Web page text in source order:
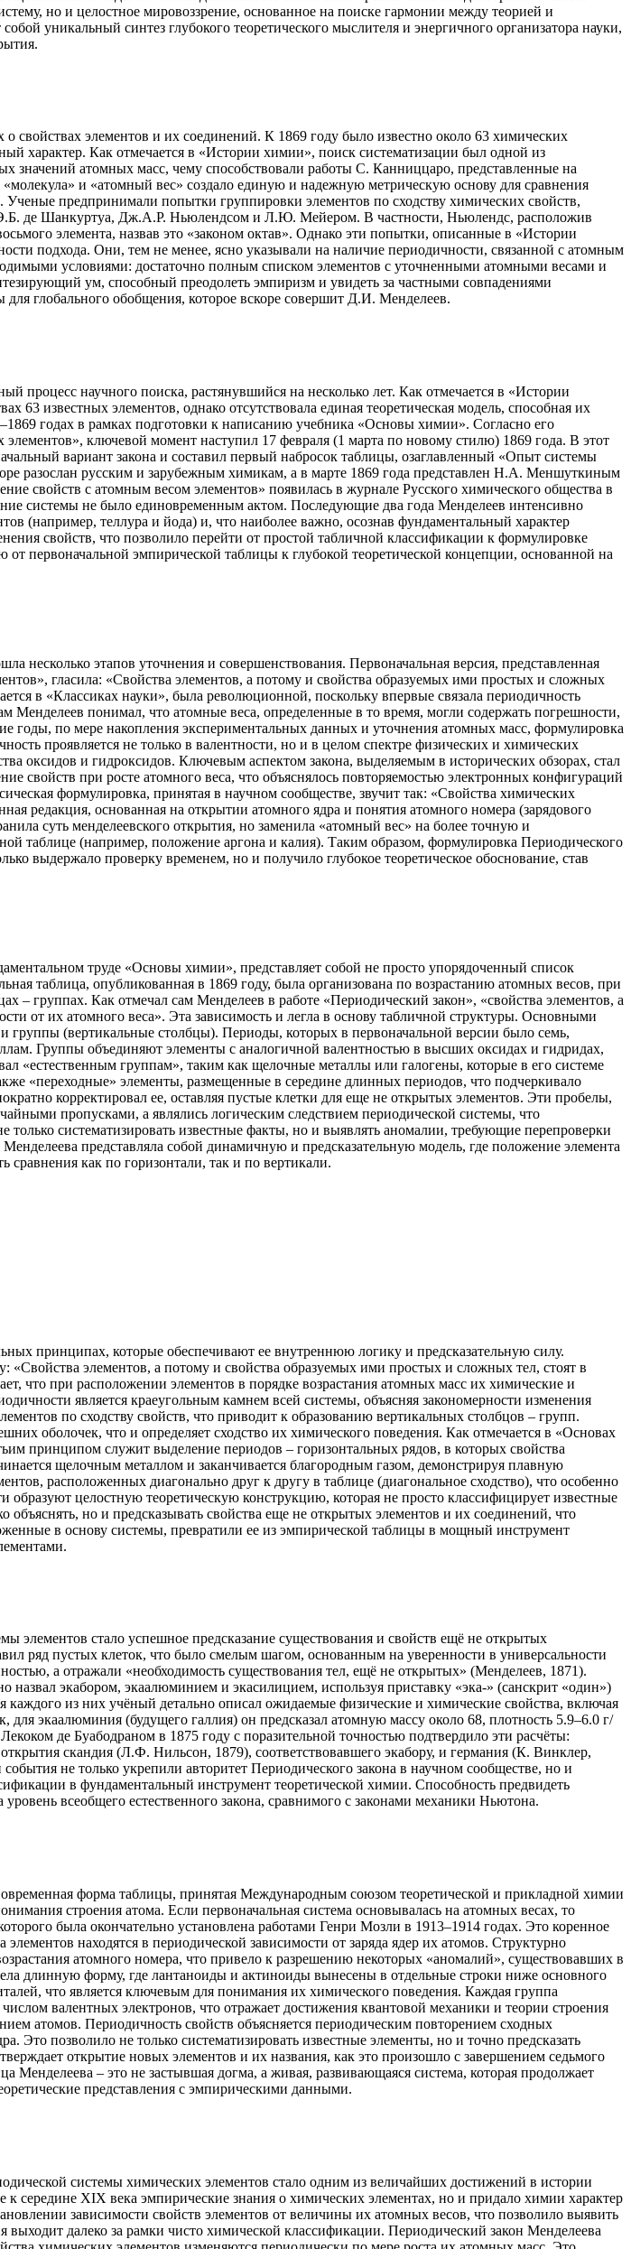
но и целостное мировоззрение, основанное на поиске гармонии между теорией и
уникальный синтез глубокого теоретического мыслителя и энергичного организатора науки,
свойствах элементов и их соединений. К 1869 году было известно около 63 химических
характер. Как отмечается в «Истории химии», поиск систематизации был одной из
значений атомных масс, чему способствовали работы С. Канниццаро, представленные на
и «атомный вес» создало единую и надежную метрическую основу для сравнения
предпринимали попытки группировки элементов по сходству химических свойств,
де Шанкуртуа, Дж.А.Р. Ньюлендсом и Л.Ю. Мейером. В частности, Ньюлендс, расположив
элемента, назвав это «законом октав». Однако эти попытки, описанные в «Истории
подхода. Они, тем не менее, ясно указывали на наличие периодичности, связанной с атомным
условиями: достаточно полным списком элементов с уточненными атомными весами и
ум, способный преодолеть эмпиризм и увидеть за частными совпадениями
глобального обобщения, которое вскоре совершит Д.И. Менделеев.
процесс научного поиска, растянувшийся на несколько лет. Как отмечается в «Истории
известных элементов, однако отсутствовала единая теоретическая модель, способная их
годах в рамках подготовки к написанию учебника «Основы химии». Согласно его
ключевой момент наступил 17 февраля (1 марта по новому стилю) 1869 года. В этот
вариант закона и составил первый набросок таблицы, озаглавленный «Опыт системы
разослан русским и зарубежным химикам, а в марте 1869 года представлен Н.А. Меншуткиным
свойств с атомным весом элементов» появилась в журнале Русского химического общества в
системы не было единовременным актом. Последующие два года Менделеев интенсивно
(например, теллура и йода) и, что наиболее важно, осознав фундаментальный характер
свойств, что позволило перейти от простой табличной классификации к формулировке
первоначальной эмпирической таблицы к глубокой теоретической концепции, основанной на
несколько этапов уточнения и совершенствования. Первоначальная версия, представленная
гласила: «Свойства элементов, а потому и свойства образуемых ими простых и сложных
в «Классиках науки», была революционной, поскольку впервые связала периодичность
понимал, что атомные веса, определенные в то время, могли содержать погрешности,
годы, по мере накопления экспериментальных данных и уточнения атомных масс, формулировка
проявляется не только в валентности, но и в целом спектре физических и химических
оксидов и гидроксидов. Ключевым аспектом закона, выделяемым в исторических обзорах, стал
свойств при росте атомного веса, что объяснялось повторяемостью электронных конфигураций
формулировка, принятая в научном сообществе, звучит так: «Свойства химических
редакция, основанная на открытии атомного ядра и понятия атомного номера (зарядового
суть менделеевского открытия, но заменила «атомный вес» на более точную и
таблице (например, положение аргона и калия). Таким образом, формулировка Периодического
выдержало проверку временем, но и получило глубокое теоретическое обоснование, став
труде «Основы химии», представляет собой не просто упорядоченный список
таблица, опубликованная в 1869 году, была организована по возрастанию атомных весов, при
– группах. Как отмечал сам Менделеев в работе «Периодический закон», «свойства элементов, а
от их атомного веса». Эта зависимость и легла в основу табличной структуры. Основными
(вертикальные столбцы). Периоды, которых в первоначальной версии было семь,
Группы объединяют элементы с аналогичной валентностью в высших оксидах и гидридах,
«естественным группам», таким как щелочные металлы или галогены, которые в его системе
«переходные» элементы, размещенные в середине длинных периодов, что подчеркивало
корректировал ее, оставляя пустые клетки для еще не открытых элементов. Эти пробелы,
пропусками, а являлись логическим следствием периодической системы, что
систематизировать известные факты, но и выявлять аномалии, требующие перепроверки
представляла собой динамичную и предсказательную модель, где положение элемента
сравнения как по горизонтали, так и по вертикали.
принципах, которые обеспечивают ее внутреннюю логику и предсказательную силу.
элементов, а потому и свойства образуемых ими простых и сложных тел, стоят в
что при расположении элементов в порядке возрастания атомных масс их химические и
является краеугольным камнем всей системы, объясняя закономерности изменения
по сходству свойств, что приводит к образованию вертикальных столбцов – групп.
оболочек, что и определяет сходство их химического поведения. Как отмечается в «Основах
принципом служит выделение периодов – горизонтальных рядов, в которых свойства
щелочным металлом и заканчивается благородным газом, демонстрируя плавную
расположенных диагонально друг к другу в таблице (диагональное сходство), что особенно
целостную теоретическую конструкцию, которая не просто классифицирует известные
но и предсказывать свойства еще не открытых элементов и их соединений, что
в основу системы, превратили ее из эмпирической таблицы в мощный инструмент
элементов стало успешное предсказание существования и свойств ещё не открытых
ряд пустых клеток, что было смелым шагом, основанным на уверенности в универсальности
а отражали «необходимость существования тел, ещё не открытых» (Менделеев, 1871).
экабором, экаалюминием и экасилицием, используя приставку «эка-» (санскрит «один»)
из них учёный детально описал ожидаемые физические и химические свойства, включая
экаалюминия (будущего галлия) он предсказал атомную массу около 68, плотность 5.9–6.0 г/
де Буабодраном в 1875 году с поразительной точностью подтвердило эти расчёты:
скандия (Л.Ф. Нильсон, 1879), соответствовавшего экабору, и германия (К. Винклер,
не только укрепили авторитет Периодического закона в научном сообществе, но и
в фундаментальный инструмент теоретической химии. Способность предвидеть
всеобщего естественного закона, сравнимого с законами механики Ньютона.
форма таблицы, принятая Международным союзом теоретической и прикладной химии
строения атома. Если первоначальная система основывалась на атомных весах, то
была окончательно установлена работами Генри Мозли в 1913–1914 годах. Это коренное
находятся в периодической зависимости от заряда ядер их атомов. Структурно
атомного номера, что привело к разрешению некоторых «аномалий», существовавших в
длинную форму, где лантаноиды и актиноиды вынесены в отдельные строки ниже основного
что является ключевым для понимания их химического поведения. Каждая группа
валентных электронов, что отражает достижения квантовой механики и теории строения
атомов. Периодичность свойств объясняется периодическим повторением сходных
Это позволило не только систематизировать известные элементы, но и точно предсказать
открытие новых элементов и их названия, как это произошло с завершением седьмого
Менделеева – это не застывшая догма, а живая, развивающаяся система, которая продолжает
представления с эмпирическими данными.
системы химических элементов стало одним из величайших достижений в истории
середине XIX века эмпирические знания о химических элементах, но и придало химии характер
зависимости свойств элементов от величины их атомных весов, что позволило выявить
далеко за рамки чисто химической классификации. Периодический закон Менделеева